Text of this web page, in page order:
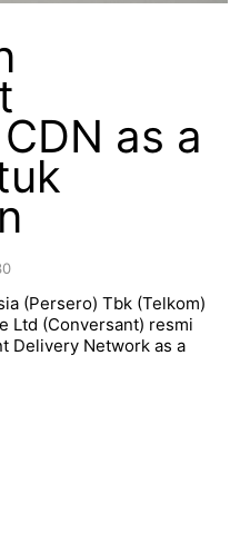
as a
(Persero) Tbk (Telkom)
Ltd (Conversant) resmi
Delivery Network as a